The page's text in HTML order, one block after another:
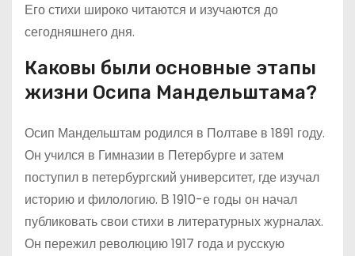
Его стихи широко читаются и изучаются до
сегодняшнего дня.
Каковы были основные этапы
жизни Осипа Мандельштама?
Осип Мандельштам родился в Полтаве в 1891 году.
Он учился в Гимназии в Петербурге и затем
поступил в петербургский университет, где изучал
историю и филологию. В 1910-е годы он начал
публиковать свои стихи в литературных журналах.
Он пережил революцию 1917 года и русскую